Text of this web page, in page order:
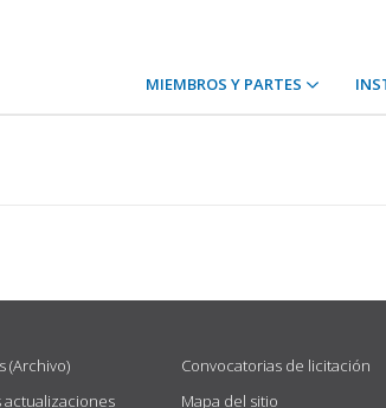
MIEMBROS Y PARTES
(Archivo)
actualizaciones
Convocatorias de licitación
Mapa del sitio